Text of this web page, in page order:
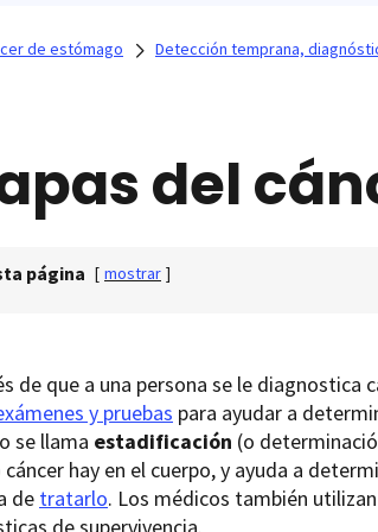
de estómago Detección temprana,
del
página [ mostrar ]
de que a una persona se le
y pruebas para ayudar a
se llama estadificación (o
hay en el cuerpo, y ayuda a
de tratarlo. Los médicos también